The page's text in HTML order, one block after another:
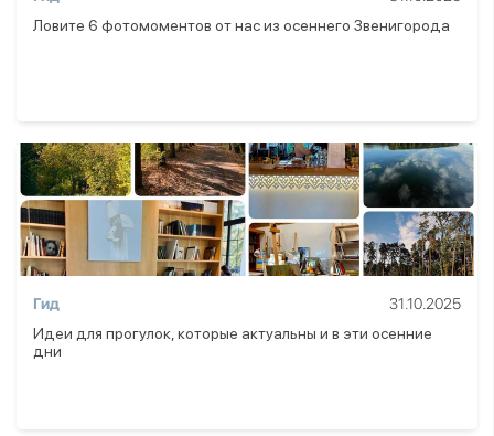
Ловите 6 фотомоментов от нас из осеннего Звенигорода
Гид
31.10.2025
Идеи для прогулок, которые актуальны и в эти осенние
дни